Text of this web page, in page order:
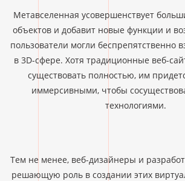
Метавселенная усовершенствует
объектов и добавит новые функции и
пользователи могли беспрепятственно
в 3D-сфере. Хотя традиционные веб-
существовать полностью, им
иммерсивными, чтобы
технологиями.
Тем не менее, веб-дизайнеры и
решающую роль в создании этих